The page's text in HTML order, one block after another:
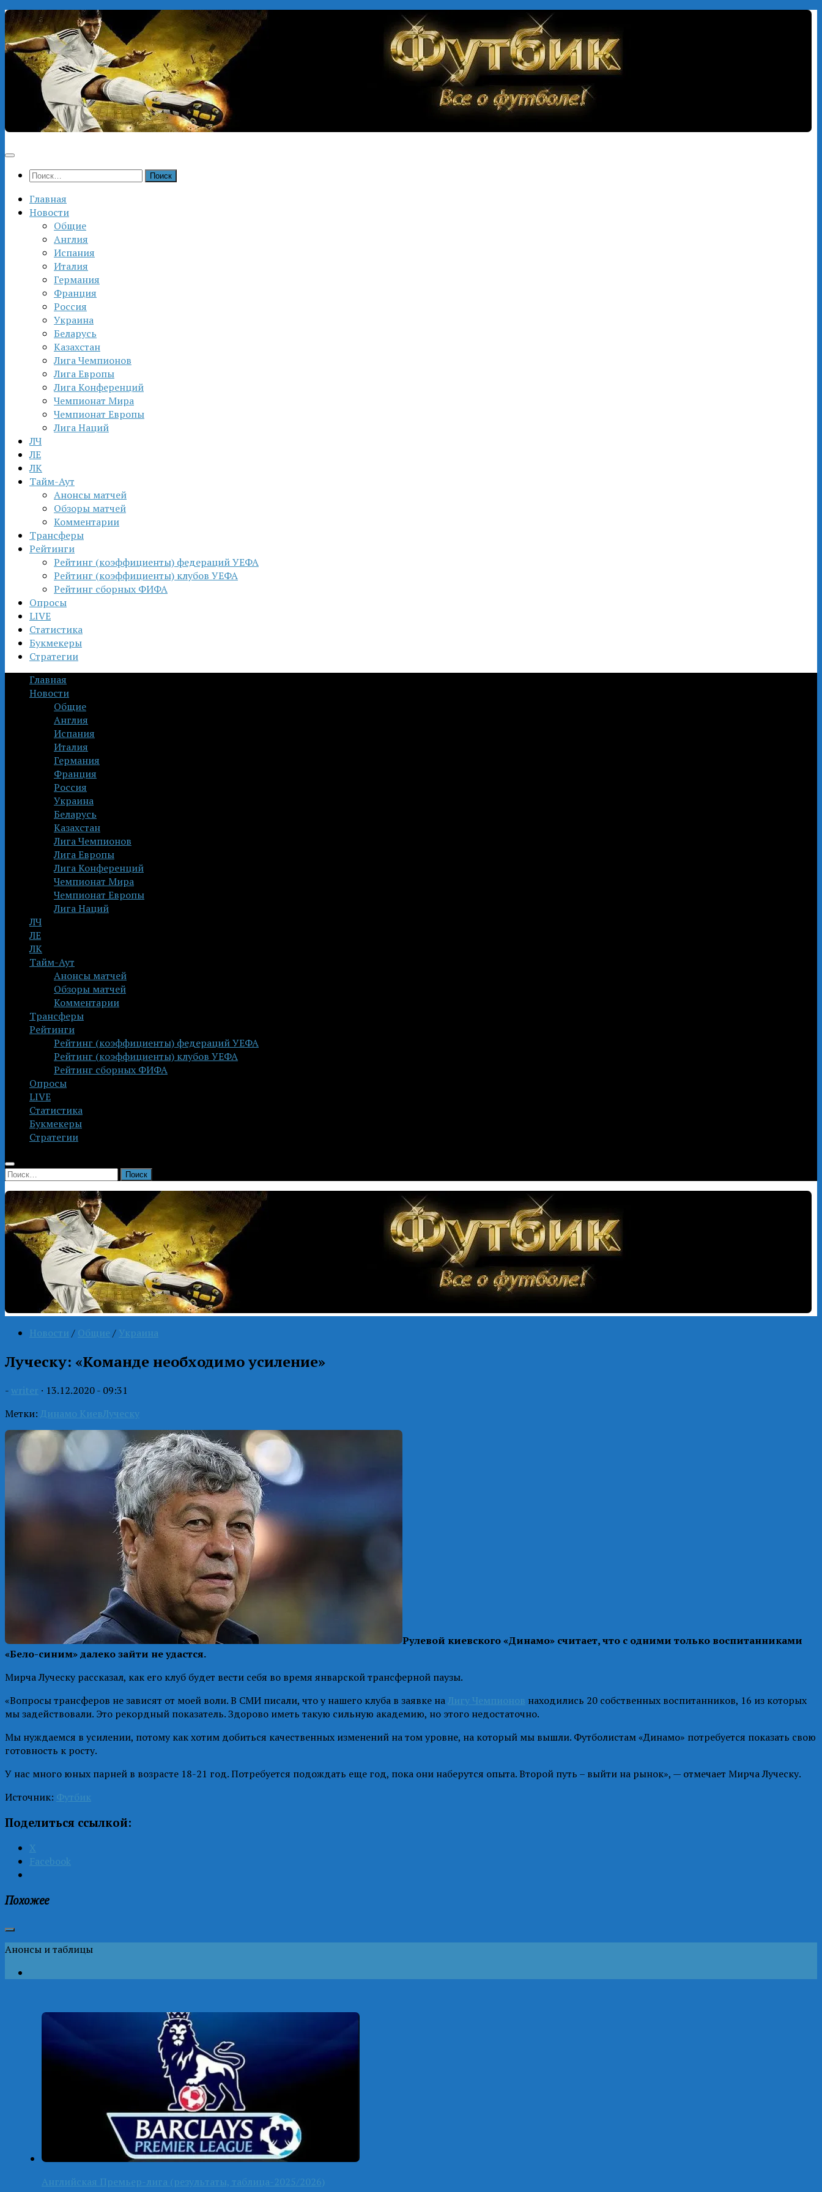
Перейти
к
содержимому
Найти:
Главная
Новости
Общие
Англия
Испания
Италия
Германия
Франция
Россия
Украина
Беларусь
Казахстан
Лига Чемпионов
Лига Европы
Лига Конференций
Чемпионат Мира
Чемпионат Европы
Лига Наций
ЛЧ
ЛЕ
ЛК
Тайм-Аут
Анонсы матчей
Обзоры матчей
Комментарии
Трансферы
Рейтинги
Рейтинг (коэффициенты) федераций УЕФА
Рейтинг (коэффициенты) клубов УЕФА
Рейтинг сборных ФИФА
Опросы
LIVE
Статистика
Букмекеры
Стратегии
Главная
Новости
Общие
Англия
Испания
Италия
Германия
Франция
Россия
Украина
Беларусь
Казахстан
Лига Чемпионов
Лига Европы
Лига Конференций
Чемпионат Мира
Чемпионат Европы
Лига Наций
ЛЧ
ЛЕ
ЛК
Тайм-Аут
Анонсы матчей
Обзоры матчей
Комментарии
Трансферы
Рейтинги
Рейтинг (коэффициенты) федераций УЕФА
Рейтинг (коэффициенты) клубов УЕФА
Рейтинг сборных ФИФА
Опросы
LIVE
Статистика
Букмекеры
Стратегии
Найти:
Новости / Общие / Украина
Луческу: «Команде необходимо усиление»
- writer · 13.12.2020 - 09:31
Метки: Динамо КиевЛуческу
Рулевой киевского «Динамо» считает, что с одними только воспитанниками
«Бело-синим» далеко зайти не удастся.
Мирча Луческу рассказал, как его клуб будет вести себя во время январской трансферной паузы.
«Вопросы трансферов не зависят от моей воли. В СМИ писали, что у нашего клуба в заявке наЛигу Чемпионов находились 20 собственных воспитанников, 16 из которых
мы задействовали. Это рекордный показатель. Здорово иметь такую сильную академию, но этого недостаточно.
Мы нуждаемся в усилении, потому как хотим добиться качественных изменений на том уровне, на который мы вышли. Футболистам «Динамо» потребуется показать свою
готовность к росту.
У нас много юных парней в возрасте 18-21 год. Потребуется подождать еще год, пока они наберутся опыта. Второй путь – выйти на рынок», — отмечает Мирча Луческу.
Источник: Футбик
Поделиться ссылкой:
X
Facebook
Похожее
Анонсы и таблицы
Английская Премьер-лига (результаты, таблица-2025/2026)